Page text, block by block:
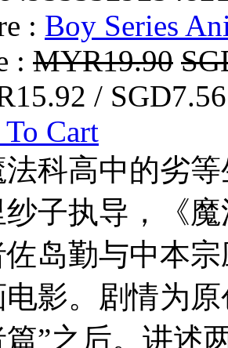
: Boy Series
: MYR19.90
/
Cart
法科高中的劣
纱子执导，《
岛勤与中本
影。剧情为
”之后。讲述